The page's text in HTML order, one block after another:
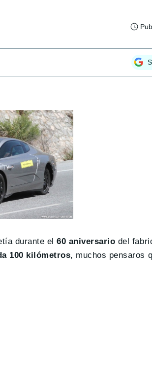
durante el60 aniversario del
100 kilómetros, muchos pensaros